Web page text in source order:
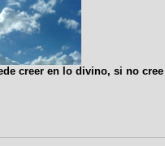
creer en lo divino, si no